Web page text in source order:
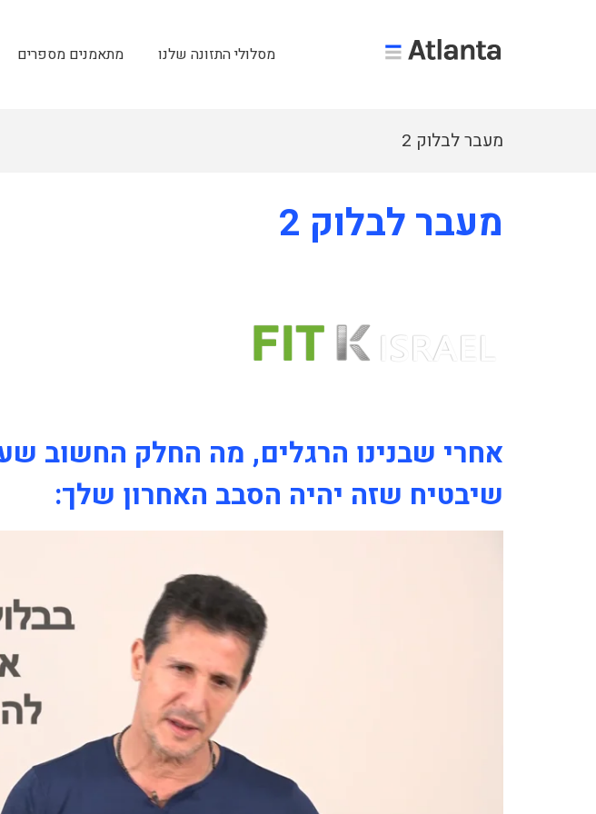
מסלולי התזונה שלנו מתאמנים מספרים
מעבר לבלוק 2
מעבר לבלוק 2
שיבטיח שזה יהיה הסבב האחרון שלך: